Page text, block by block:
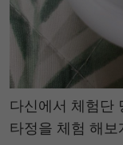
다신에서 체험단
타정을 체험 해보